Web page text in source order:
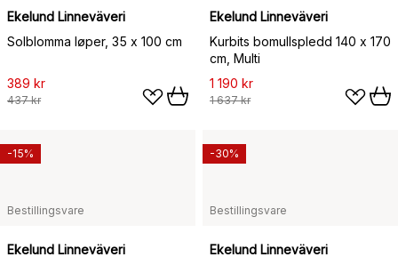
Ekelund Linneväveri
Solblomma løper, 35 x 100 cm
389 kr
437 kr
Ekelund Linneväveri
Kurbits bomullspledd 140 x 170
cm, Multi
1 190 kr
1 637 kr
Bestillingsvare
Ekelund Linneväveri
-15%
Bestillingsvare
Ekelund Linneväveri
-30%